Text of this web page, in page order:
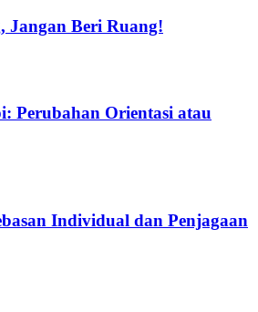
Jangan Beri Ruang!
Perubahan Orientasi atau
Individual dan Penjagaan